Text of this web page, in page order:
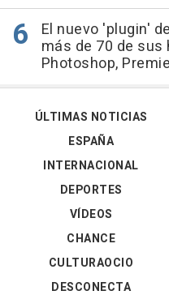
El nuevo 'plugin'
más de 70 de
Photoshop,
ÚLTIMAS NOTICIAS
ESPAÑA
INTERNACIONAL
DEPORTES
VÍDEOS
CHANCE
CULTURAOCIO
DESCONECTA